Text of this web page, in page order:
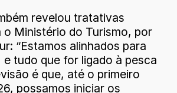
revelou tratativas
o Ministério do Turismo, por
“Estamos alinhados para
tudo que for ligado à pesca
é que, até o primeiro
possamos iniciar os